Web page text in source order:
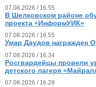
07.08.2026 / 16.55
В Шелковском районе
проекта «ИнформУИК»
07.08.2026 / 16.55
Умар Даудов награжден
07.08.2026 / 16.34
Росгвардейцы провели
детского лагеря
07.08.2026 / 16.28